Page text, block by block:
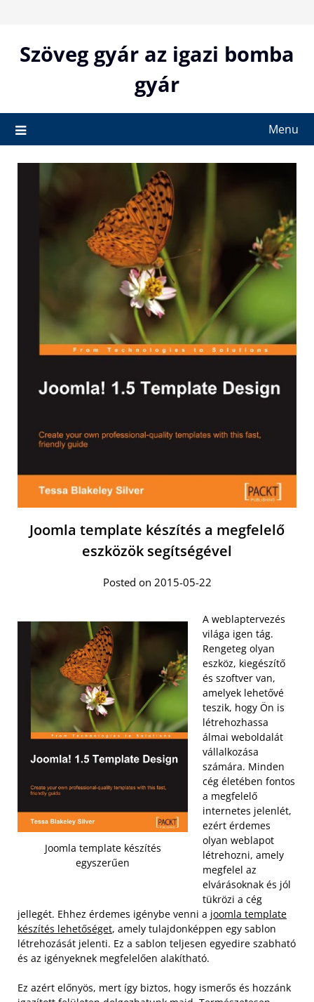
contentSzöveg gyár az igazi bomba
gyár
Menu
Joomla template készítés a megfelelő
eszközök segítségével
Posted on 2015-05-22
Joomla template készítés
egyszerűen
A weblaptervezés
világa igen tág.
Rengeteg olyan
eszköz, kiegészítő
és szoftver van,
amelyek lehetővé
teszik, hogy Ön is
létrehozhassa
álmai weboldalát
vállalkozása
számára. Minden
cég életében fontos
a megfelelő
internetes jelenlét,
ezért érdemes
olyan weblapot
létrehozni, amely
megfelel az
elvárásoknak és jól
tükrözi a cég
jellegét. Ehhez érdemes igénybe venni a joomla template
készítés lehetőséget, amely tulajdonképpen egy sablon
létrehozását jelenti. Ez a sablon teljesen egyedire szabható
és az igényeknek megfelelően alakítható.
Ez azért előnyös, mert így biztos, hogy ismerős és hozzánk